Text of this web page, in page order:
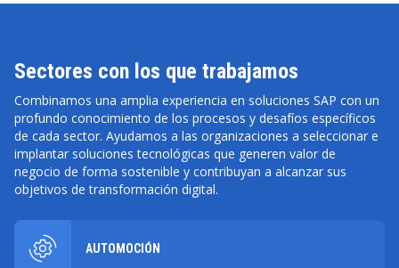
Sectores con los que trabajamos
Combinamos una amplia experiencia en soluciones SAP con un
profundo conocimiento de los procesos y desafíos específicos
de cada sector. Ayudamos a las organizaciones a seleccionar e
implantar soluciones tecnológicas que generen valor de
negocio de forma sostenible y contribuyan a alcanzar sus
objetivos de transformación digital.
AUTOMOCIÓN